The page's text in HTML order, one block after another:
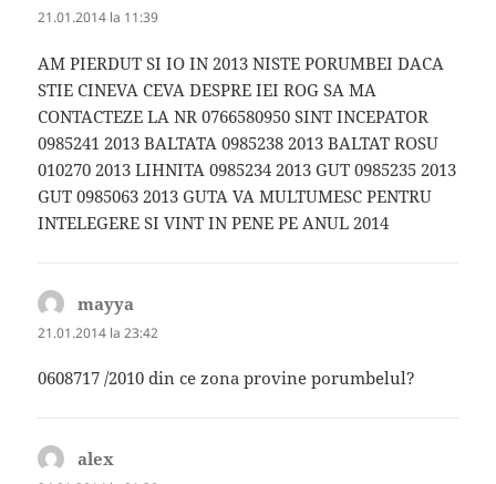
21.01.2014 la 11:39
AM PIERDUT SI IO IN 2013 NISTE PORUMBEI DACA
STIE CINEVA CEVA DESPRE IEI ROG SA MA
CONTACTEZE LA NR 0766580950 SINT INCEPATOR
0985241 2013 BALTATA 0985238 2013 BALTAT ROSU
010270 2013 LIHNITA 0985234 2013 GUT 0985235 2013
GUT 0985063 2013 GUTA VA MULTUMESC PENTRU
INTELEGERE SI VINT IN PENE PE ANUL 2014
mayya
21.01.2014 la 23:42
0608717 /2010 din ce zona provine porumbelul?
alex